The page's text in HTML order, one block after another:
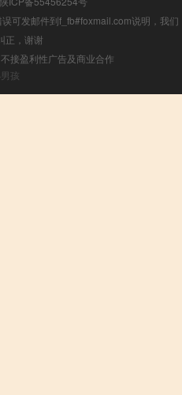
可发邮件到f_fb#foxmail.com说明，我们
正，谢谢
接盈利性广告及商业合作
孩